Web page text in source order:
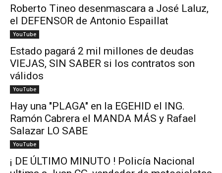
Roberto Tineo desenmascara a José Laluz,
el DEFENSOR de Antonio Espaillat
YouTube
Estado pagará 2 mil millones de deudas
VIEJAS, SIN SABER si los contratos son
válidos
YouTube
Hay una "PLAGA" en la EGEHID el ING.
Ramón Cabrera el MANDA MÁS y Rafael
Salazar LO SABE
YouTube
¡ DE ÚLTIMO MINUTO ! Policía Nacional